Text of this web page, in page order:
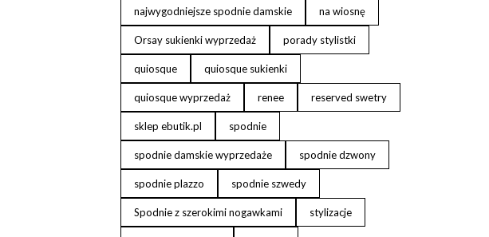
najwygodniejsze spodnie damskie na wiosnę
Orsay sukienki wyprzedaż porady stylistki
quiosque quiosque sukienki
quiosque wyprzedaż renee reserved swetry
sklep ebutik.pl spodnie
spodnie damskie wyprzedaże spodnie dzwony
spodnie plazzo spodnie szwedy
Spodnie z szerokimi nogawkami stylizacje